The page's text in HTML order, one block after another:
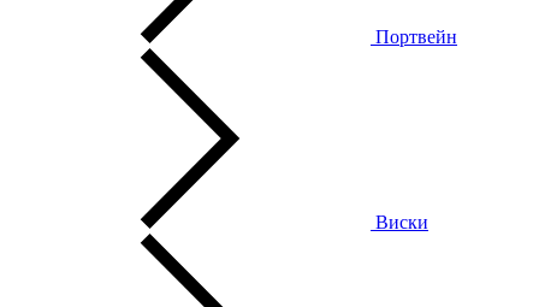
Портвейн
Виски